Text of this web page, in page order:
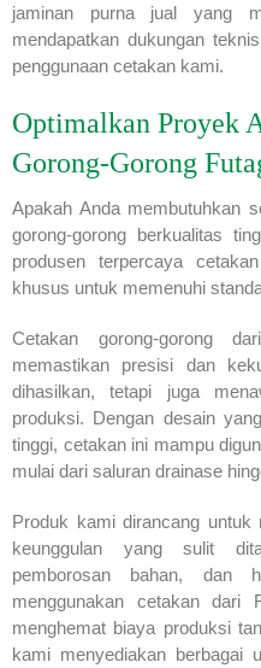
jaminan purna jual yang
mendapatkan dukungan
penggunaan cetakan kami.
Optimalkan Proyek
Gorong-Gorong
Apakah Anda membutuhkan
gorong-gorong berkualitas
produsen terpercaya
khusus untuk memenuhi
Cetakan gorong-gorong
memastikan presisi dan
dihasilkan, tetapi juga
produksi. Dengan desain
tinggi, cetakan ini mampu
mulai dari saluran drainase
Produk kami dirancang untuk
keunggulan yang sulit
pemborosan bahan, dan
menggunakan cetakan dari
menghemat biaya produksi
kami menyediakan berbagai